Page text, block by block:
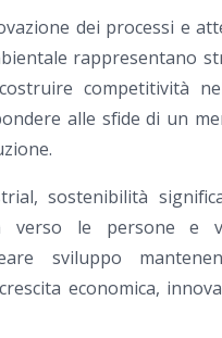
dei processi e
rappresentano
competitività
alle sfide di un
sostenibilità
verso le persone e
sviluppo
economica,